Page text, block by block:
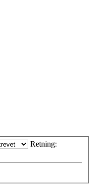
Retning: